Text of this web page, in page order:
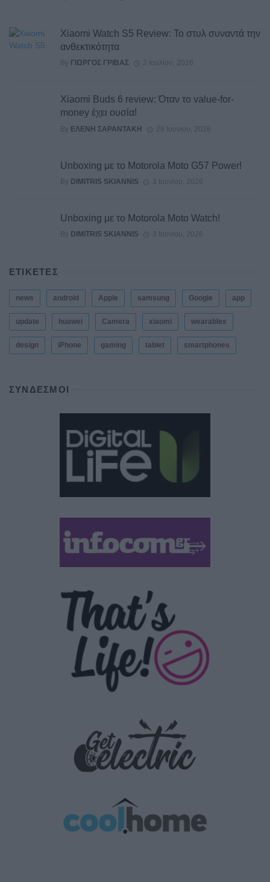
Xiaomi Watch S5 Review: Το στυλ συναντά την
ανθεκτικότητα
By ΓΙΏΡΓΟΣ ΓΡΊΒΑΣ 2 Ιουλίου, 2026
Xiaomi Buds 6 review: Όταν το value-for-
money έχει ουσία!
By ΕΛΈΝΗ ΣΑΡΑΝΤΆΚΗ 26 Ιουνίου, 2026
Unboxing με το Motorola Moto G57 Power!
By DIMITRIS SKIANNIS 3 Ιουνίου, 2026
Unboxing με το Motorola Moto Watch!
By DIMITRIS SKIANNIS 3 Ιουνίου, 2026
ΕΤΙΚΕΤΕΣ
news android Apple samsung Google app
update huawei Camera xiaomi wearables
design iPhone gaming tablet smartphones
ΣΎΝΔΕΣΜΟΙ